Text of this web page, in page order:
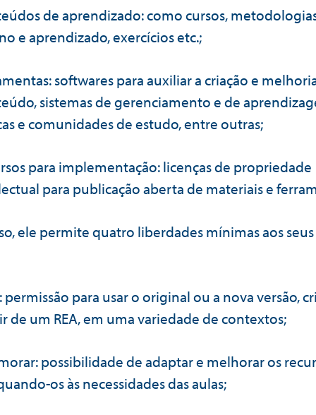
de aprendizado: como cursos,
e aprendizado, exercícios etc.;
softwares para auxiliar a criação e
sistemas de gerenciamento e de
e comunidades de estudo, entre outras;
para implementação: licenças de propriedade
para publicação aberta de materiais e
ele permite quatro liberdades mínimas aos seus
permissão para usar o original ou a nova versão,
de um REA, em uma variedade de contextos;
possibilidade de adaptar e melhorar os
os às necessidades das aulas;